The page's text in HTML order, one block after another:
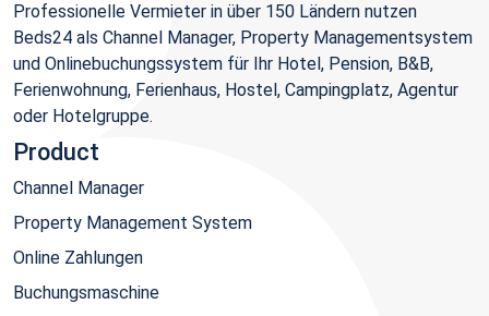
Professionelle Vermieter in über 150 Ländern nutzen
Beds24 als Channel Manager, Property Managementsystem
und Onlinebuchungssystem für Ihr Hotel, Pension, B&B,
Ferienwohnung, Ferienhaus, Hostel, Campingplatz, Agentur
oder Hotelgruppe.
Product
Channel Manager
Property Management System
Online Zahlungen
Buchungsmaschine